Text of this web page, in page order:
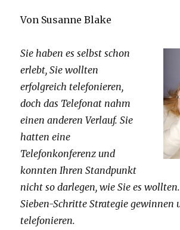
Von Susanne Blake
Sie haben es selbst schon
erlebt, Sie wollten
erfolgreich telefonieren,
doch das Telefonat nahm
einen anderen Verlauf. Sie
hatten eine
Telefonkonferenz und
konnten Ihren Standpunkt
nicht so darlegen, wie Sie es
Sieben-Schritte Strategie gewinnen
telefonieren.